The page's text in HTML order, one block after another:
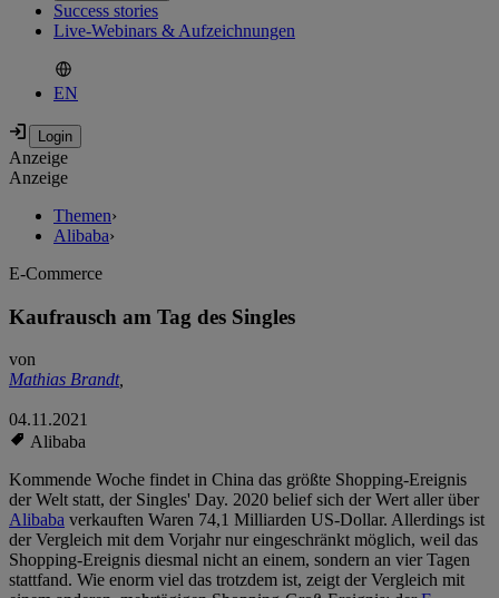
Success stories
Live-Webinars & Aufzeichnungen
EN
Anzeige
Anzeige
Themen›
Alibaba›
E-Commerce
Kaufrausch am Tag des Singles
von
Mathias Brandt,
04.11.2021
Alibaba
Kommende Woche findet in China das größte Shopping-Ereignis
der Welt statt, der Singles' Day. 2020 belief sich der Wert aller über
Alibaba verkauften Waren 74,1 Milliarden US-Dollar. Allerdings ist
der Vergleich mit dem Vorjahr nur eingeschränkt möglich, weil das
Shopping-Ereignis diesmal nicht an einem, sondern an vier Tagen
stattfand. Wie enorm viel das trotzdem ist, zeigt der Vergleich mit